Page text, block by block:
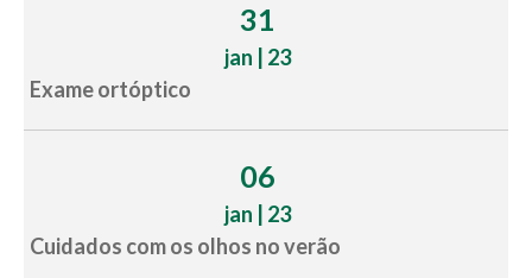
31
jan | 23
Exame ortóptico
06
jan | 23
Cuidados com os olhos no verão